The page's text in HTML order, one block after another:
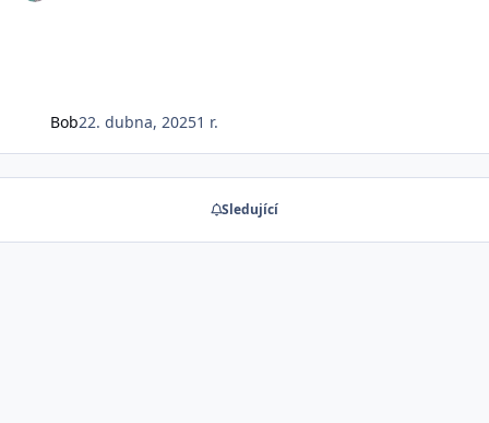
Bob22. dubna, 20251 r.
Sledující